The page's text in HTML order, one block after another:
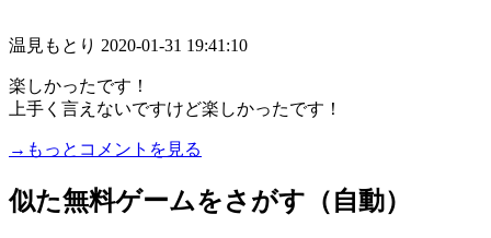
温見もとり 2020-01-31 19:41:10
楽しかったです！
上手く言えないですけど楽しかったです！
→もっとコメントを見る
似た無料ゲームをさがす（自動）